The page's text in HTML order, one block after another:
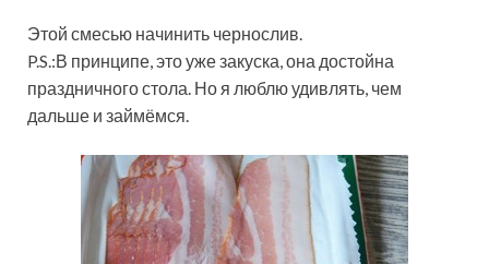
Этой смесью начинить чернослив.
P.S.:В принципе, это уже закуска, она достойна
праздничного стола. Но я люблю удивлять, чем
дальше и займёмся.